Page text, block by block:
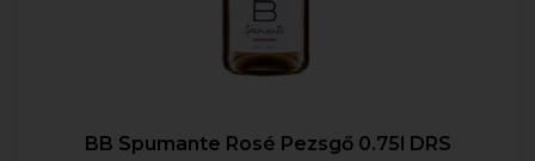
BB Spumante Rosé Pezsgő 0.75l DRS